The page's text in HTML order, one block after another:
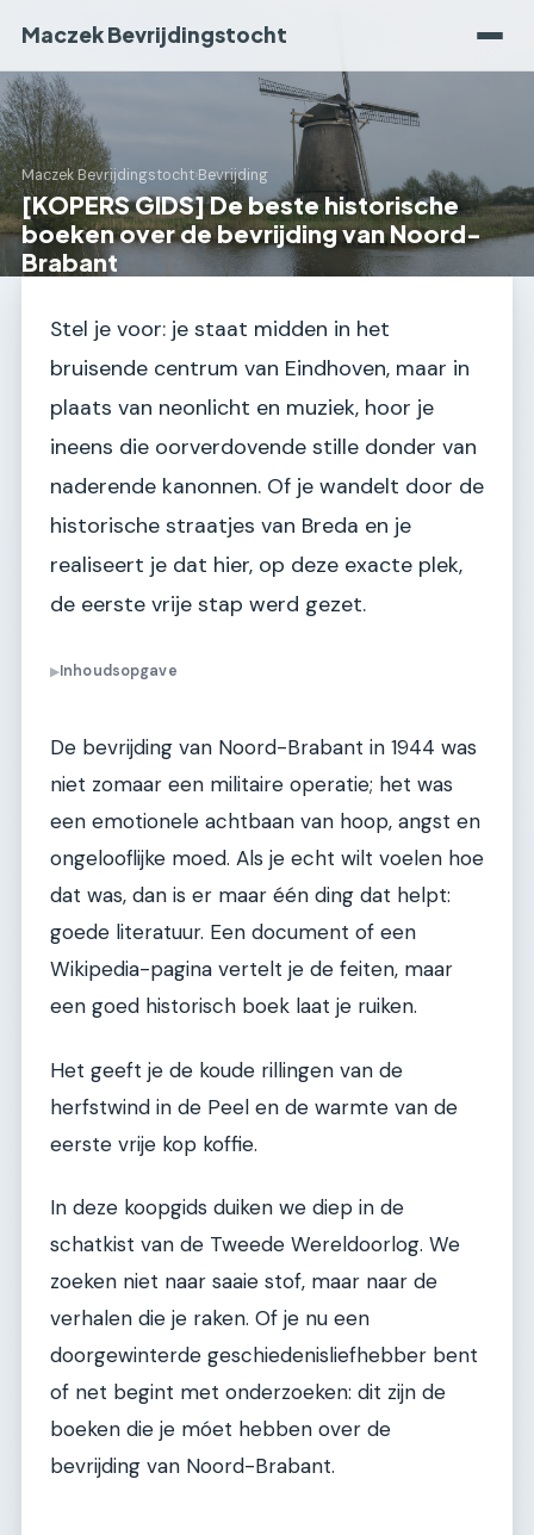
Maczek Bevrijdingstocht
Maczek Bevrijdingstocht›Bevrijding
[KOPERS GIDS] De beste historische
boeken over de bevrijding van Noord-
Brabant
Stel je voor: je staat midden in het
bruisende centrum van Eindhoven, maar in
plaats van neonlicht en muziek, hoor je
ineens die oorverdovende stille donder van
naderende kanonnen. Of je wandelt door de
historische straatjes van Breda en je
realiseert je dat hier, op deze exacte plek,
de eerste vrije stap werd gezet.
▶Inhoudsopgave
De bevrijding van Noord-Brabant in 1944 was
niet zomaar een militaire operatie; het was
een emotionele achtbaan van hoop, angst en
ongelooflijke moed. Als je echt wilt voelen hoe
dat was, dan is er maar één ding dat helpt:
goede literatuur. Een document of een
Wikipedia-pagina vertelt je de feiten, maar
een goed historisch boek laat je ruiken.
Het geeft je de koude rillingen van de
herfstwind in de Peel en de warmte van de
eerste vrije kop koffie.
In deze koopgids duiken we diep in de
schatkist van de Tweede Wereldoorlog. We
zoeken niet naar saaie stof, maar naar de
verhalen die je raken. Of je nu een
doorgewinterde geschiedenisliefhebber bent
of net begint met onderzoeken: dit zijn de
boeken die je móet hebben over de
bevrijding van Noord-Brabant.